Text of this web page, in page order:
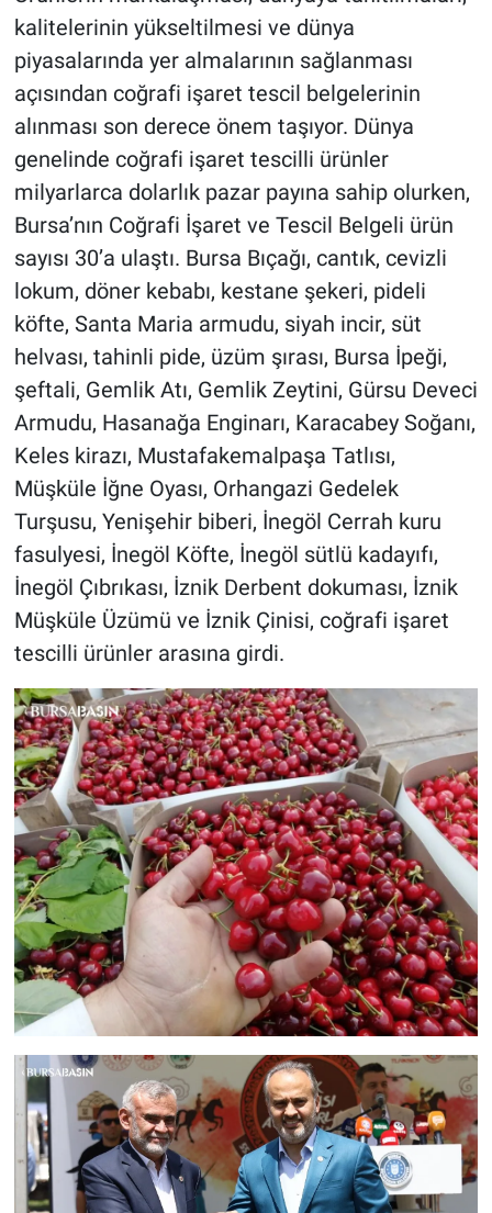
kalitelerinin yükseltilmesi ve dünya
piyasalarında yer almalarının sağlanması
açısından coğrafi işaret tescil belgelerinin
alınması son derece önem taşıyor. Dünya
genelinde coğrafi işaret tescilli ürünler
milyarlarca dolarlık pazar payına sahip olurken,
Bursa’nın Coğrafi İşaret ve Tescil Belgeli ürün
sayısı 30’a ulaştı. Bursa Bıçağı, cantık, cevizli
lokum, döner kebabı, kestane şekeri, pideli
köfte, Santa Maria armudu, siyah incir, süt
helvası, tahinli pide, üzüm şırası, Bursa İpeği,
şeftali, Gemlik Atı, Gemlik Zeytini, Gürsu Deveci
Armudu, Hasanağa Enginarı, Karacabey Soğanı,
Keles kirazı, Mustafakemalpaşa Tatlısı,
Müşküle İğne Oyası, Orhangazi Gedelek
Turşusu, Yenişehir biberi, İnegöl Cerrah kuru
fasulyesi, İnegöl Köfte, İnegöl sütlü kadayıfı,
İnegöl Çıbrıkası, İznik Derbent dokuması, İznik
Müşküle Üzümü ve İznik Çinisi, coğrafi işaret
tescilli ürünler arasına girdi.